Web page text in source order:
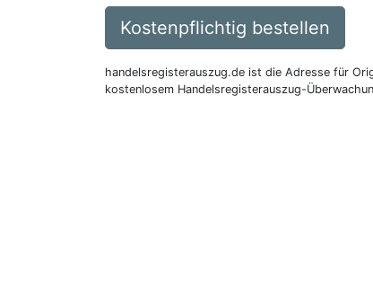
Kostenpflichtig bestellen
handelsregisterauszug.de ist die Adresse für
kostenlosem Handelsregisterauszug-